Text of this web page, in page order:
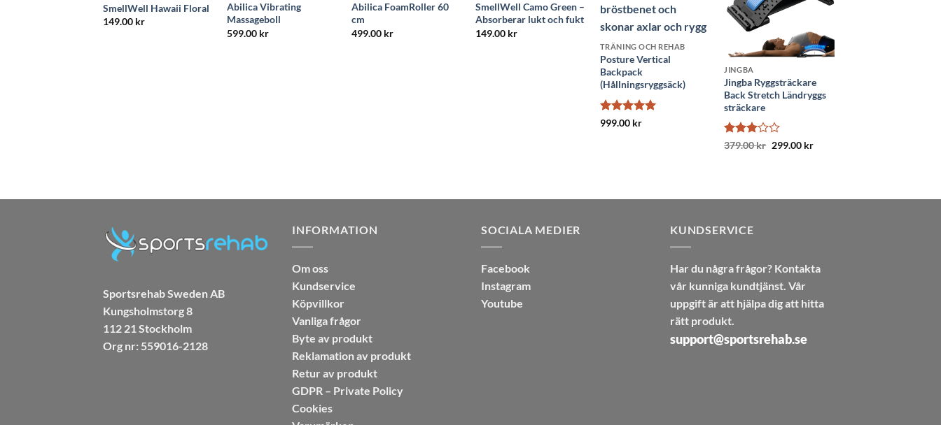
SmellWell Hawaii Floral
149.00 kr
Abilica Vibrating
Massageboll
599.00 kr
Abilica FoamRoller 60
cm
499.00 kr
SmellWell Camo Green –
Absorberar lukt och fukt
149.00 kr
TRÄNING OCH REHAB
Posture Vertical
Backpack
(Hållningsryggsäck)
Betygsatt
999.00 kr
JINGBA
Jingba Ryggsträckare
Back Stretch Ländryggs
sträckare
Betygsatt
379.00kr Det
299.00 krDet
Sportsrehab Sweden AB
Kungsholmstorg 8
112 21 Stockholm
Org nr: 559016-2128
INFORMATION
Om oss
Kundservice
Köpvillkor
Vanliga frågor
Byte av produkt
Reklamation av produkt
Retur av produkt
GDPR – Private Policy
Cookies
SOCIALA MEDIER
Facebook
Instagram
Youtube
KUNDSERVICE
Har du några frågor? Kontakta
vår kunniga kundtjänst. Vår
uppgift är att hjälpa dig att hitta
rätt produkt.
support@sportsrehab.se